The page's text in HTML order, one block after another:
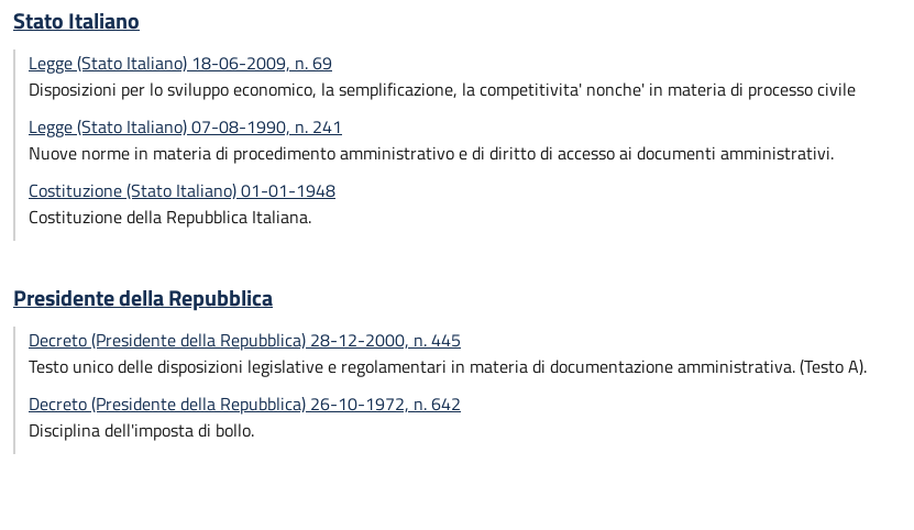
Stato Italiano
Legge (Stato Italiano) 18-06-2009, n. 69
Disposizioni per lo sviluppo economico, la semplificazione, la competitivita' nonche' in materia di processo civile
Legge (Stato Italiano) 07-08-1990, n. 241
Nuove norme in materia di procedimento amministrativo e di diritto di accesso ai documenti amministrativi.
Costituzione (Stato Italiano) 01-01-1948
Costituzione della Repubblica Italiana.
Presidente della Repubblica
Decreto (Presidente della Repubblica) 28-12-2000, n. 445
Testo unico delle disposizioni legislative e regolamentari in materia di documentazione amministrativa. (Testo A).
Decreto (Presidente della Repubblica) 26-10-1972, n. 642
Disciplina dell'imposta di bollo.